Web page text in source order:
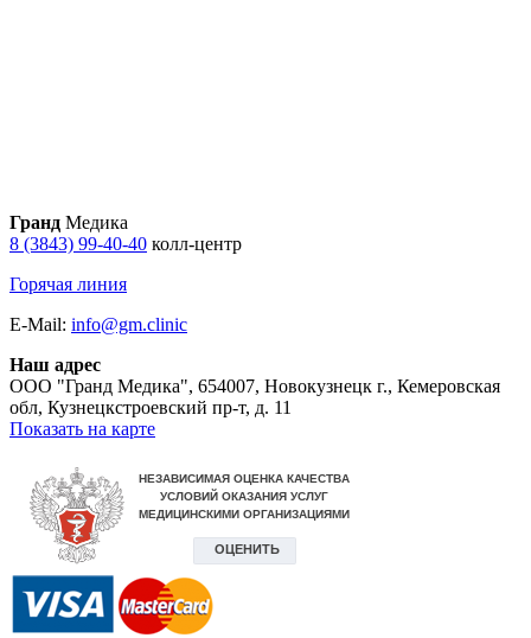
Гранд Медика
8 (3843) 99-40-40 колл-центр
Горячая линия
E-Mail: info@gm.clinic
Наш адрес
ООО "Гранд Медика", 654007, Новокузнецк г., Кемеровская
обл, Кузнецкстроевский пр-т, д. 11
Показать на карте